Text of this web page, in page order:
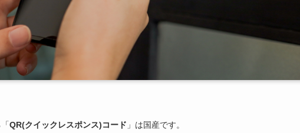
QR(クイックレスポンス)コード 」は国産です。